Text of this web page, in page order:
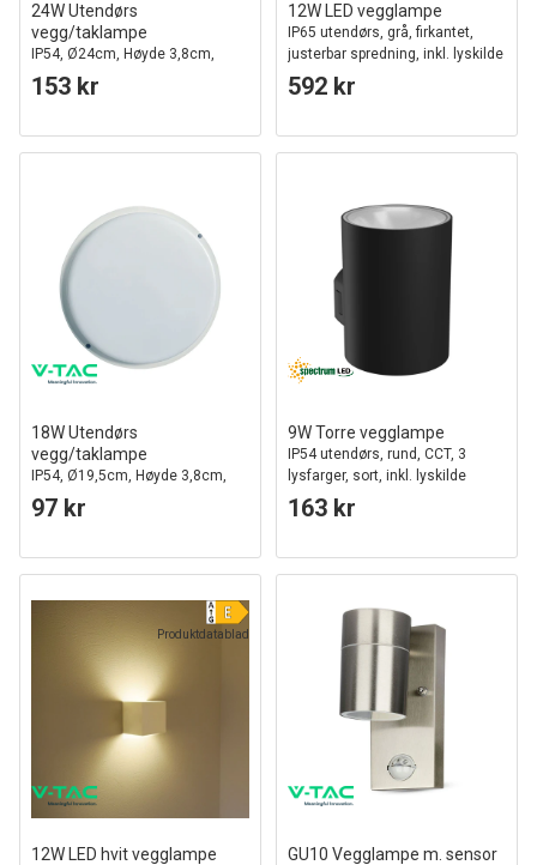
24W Utendørs
vegg/taklampe
IP54, Ø24cm, Høyde 3,8cm,
skottlampe
153 kr
12W LED vegglampe
IP65 utendørs, grå, firkantet,
justerbar spredning, inkl. lyskilde
592 kr
18W Utendørs
vegg/taklampe
IP54, Ø19,5cm, Høyde 3,8cm,
skottlampe
97 kr
9W Torre vegglampe
IP54 utendørs, rund, CCT, 3
lysfarger, sort, inkl. lyskilde
163 kr
Produktdatablad
12W LED hvit vegglampe GU10 Vegglampe m. sensor